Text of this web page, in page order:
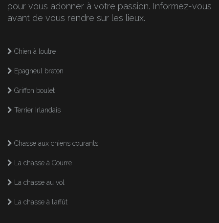
pour vous adonner à votre passion. Informez-vous
avant de vous rendre sur les lieux.
Chien à loutre
Epagneul breton
Griffon boulet
Terrier Irlandais
Chasse aux chiens courants
La chasse à Courre
La chasse au vol
La chasse à l’affût